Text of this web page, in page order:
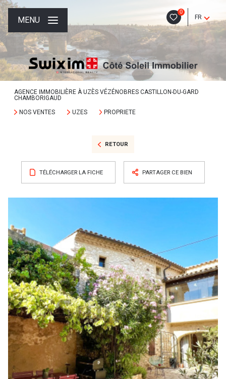
0
FR
MENU
AGENCE IMMOBILIÈRE À UZÈS VÉZÉNOBRES CASTILLON-DU-GARD
CHAMBORIGAUD
NOS VENTES
UZES PROPRIETE
RETOUR
TÉLÉCHARGER LA FICHE PARTAGER CE BIEN